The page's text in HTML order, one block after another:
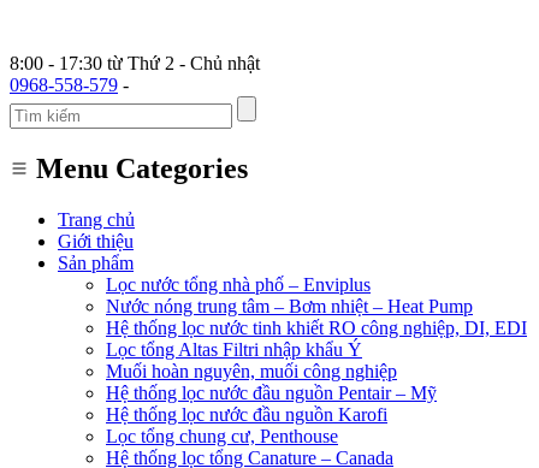
8:00 - 17:30 từ Thứ 2 - Chủ nhật
0968-558-579 -
Menu Categories
Trang chủ
Giới thiệu
Sản phẩm
Lọc nước tổng nhà phố – Enviplus
Nước nóng trung tâm – Bơm nhiệt – Heat Pump
Hệ thống lọc nước tinh khiết RO công nghiệp, DI, EDI
Lọc tổng Altas Filtri nhập khẩu Ý
Muối hoàn nguyên, muối công nghiệp
Hệ thống lọc nước đầu nguồn Pentair – Mỹ
Hệ thống lọc nước đầu nguồn Karofi
Lọc tổng chung cư, Penthouse
Hệ thống lọc tổng Canature – Canada